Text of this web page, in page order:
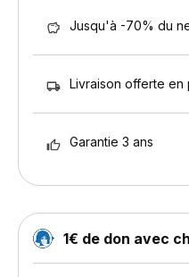
Jusqu'à -70% du
Livraison offerte en
Garantie 3 ans
1€ de don avec